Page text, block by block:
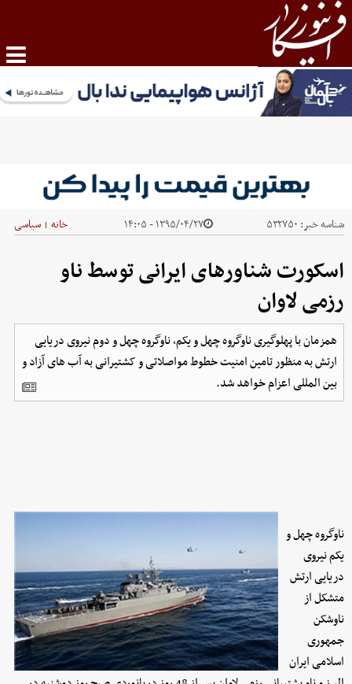
شناسه خبر: ۵۳۲۷۵۰ ۱۳۹۵/۰۴/۲۷ - ۱۴:۰۵ خانه | سیاسی
اسکورت شناورهای ایرانی توسط ناو
رزمی لاوان
همزمان با پهلوگیری ناوگروه چهل و یکم، ناوگروه چهل و دوم نیروی دریایی
ارتش به منظور تامین امنیت خطوط مواصلاتی و کشتیرانی به آب های آزاد و
بین المللی اعزام خواهد شد.
ناوگروه چهل و
یکم نیروی
دریایی ارتش
متشکل از
ناوشکن
جمهوری
اسلامی ایران